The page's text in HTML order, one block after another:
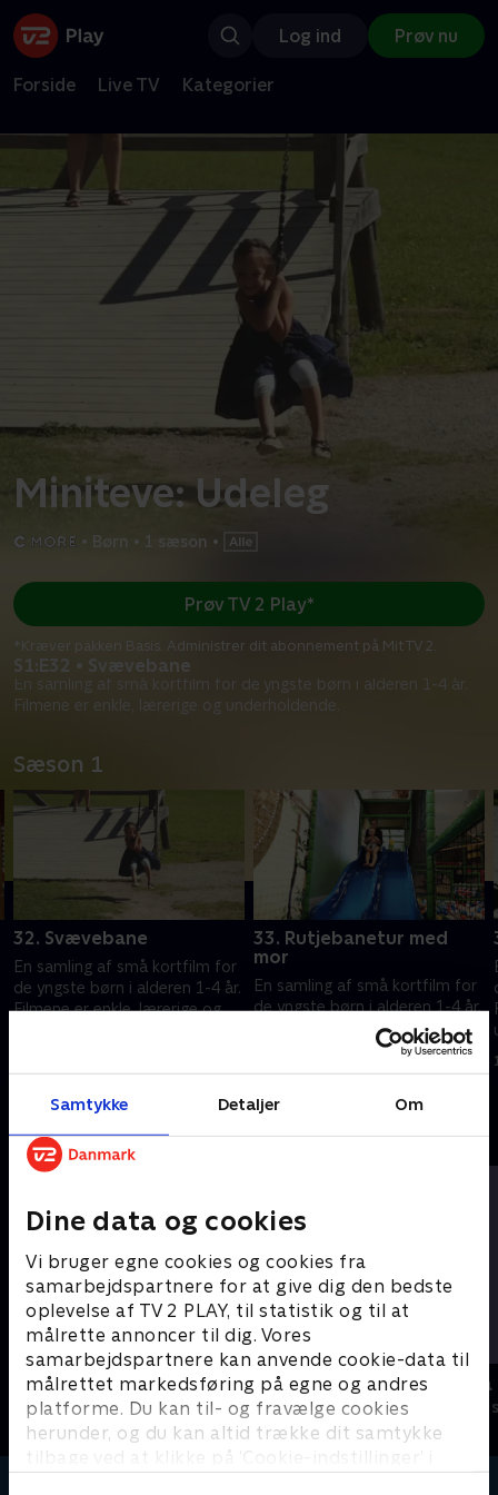
Samtykke Detaljer Om
Dine data og cookies
Vi bruger egne cookies og cookies fra
samarbejdspartnere for at give dig den bedste
oplevelse af TV 2 PLAY, til statistik og til at
målrette annoncer til dig. Vores
samarbejdspartnere kan anvende cookie-data til
målrettet markedsføring på egne og andres
platforme. Du kan til- og fravælge cookies
herunder, og du kan altid trække dit samtykke
tilbage ved at klikke på ’Cookie-indstillinger’ i
Log ind Prøv nu
Forside Live TV Kategorier
Miniteve: Udeleg
• Børn • 1 sæson •
S1:E32 • Svævebane
En samling af små kortfilm for de yngste børn i alderen 1-4 år.
Filmene er enkle, lærerige og underholdende.
Prøv TV 2 Play*
*Kræver pakken Basis. Administrer dit abonnement på Mit TV 2.
Sæson 1
32. Svævebane
En samling af små kortfilm for
de yngste børn i alderen 1-4 år.
Filmene er enkle, lærerige og
33. Rutjebanetur med
mor
En samling af små kortfilm for
de yngste børn i alderen 1-4 år.
Filmene er enkle, lærerige og
Andre så også
Miniteve: Transportmidler
Børneserier • 1 sæsoner
Miniteve:
Børneserier • 1